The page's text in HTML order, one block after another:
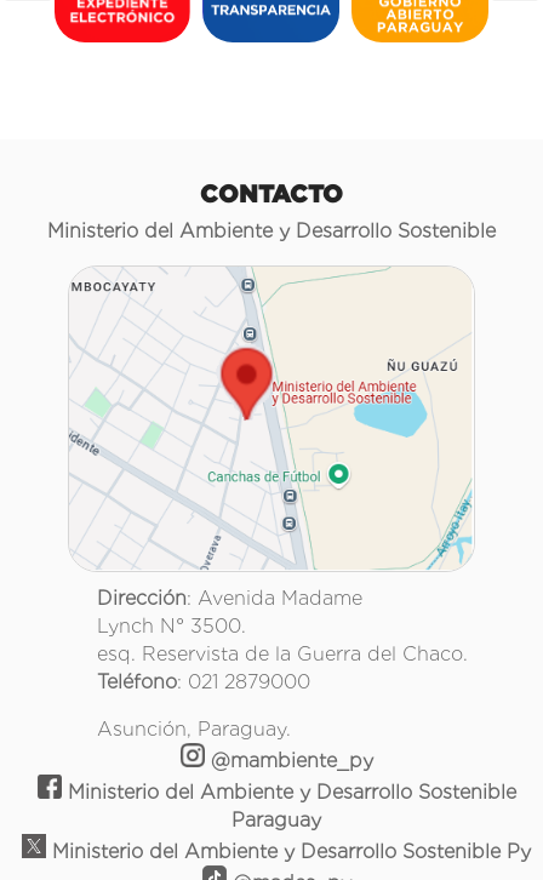
CONTACTO
Ministerio del Ambiente y Desarrollo Sostenible
Dirección: Avenida Madame
Lynch N° 3500.
esq. Reservista de la Guerra del Chaco.
Teléfono: 021 2879000
Asunción, Paraguay.
@mambiente_py
Ministerio del Ambiente y Desarrollo Sostenible
Paraguay
Ministerio del Ambiente y Desarrollo Sostenible Py